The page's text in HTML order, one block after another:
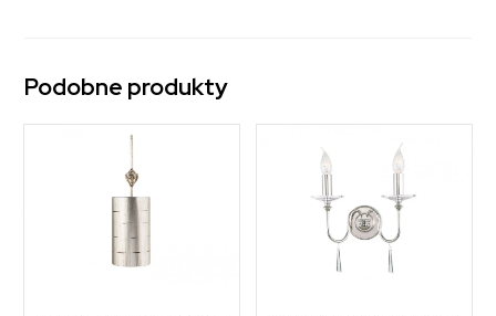
Podobne produkty